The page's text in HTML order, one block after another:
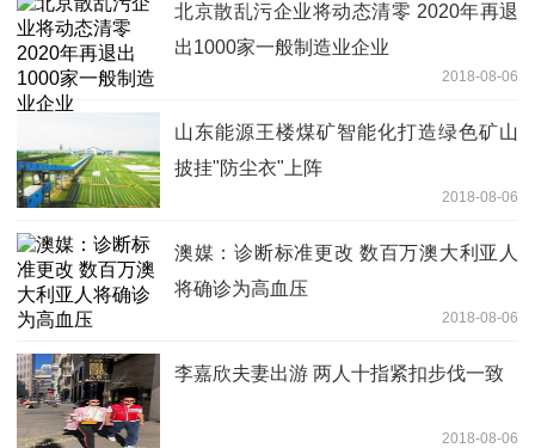
北京散乱污企业将动态清零 2020年再退
出1000家一般制造业企业
2018-08-06
山东能源王楼煤矿智能化打造绿色矿山
披挂"防尘衣"上阵
2018-08-06
澳媒：诊断标准更改 数百万澳大利亚人
将确诊为高血压
2018-08-06
李嘉欣夫妻出游 两人十指紧扣步伐一致
2018-08-06